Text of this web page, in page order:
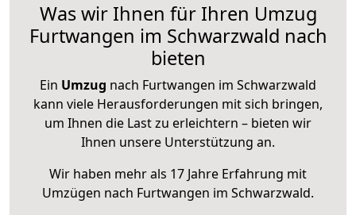
Was wir Ihnen für Ihren Umzug
Furtwangen im Schwarzwald nach
bieten
Ein Umzug nach Furtwangen im Schwarzwald
kann viele Herausforderungen mit sich bringen,
um Ihnen die Last zu erleichtern – bieten wir
Ihnen unsere Unterstützung an.
Wir haben mehr als 17 Jahre Erfahrung mit
Umzügen nach Furtwangen im Schwarzwald.